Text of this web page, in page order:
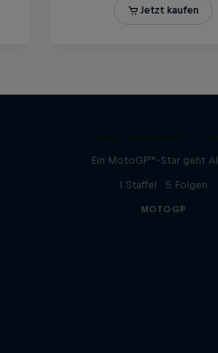
Ein MotoGP™-Star geht
1 Staffel · 5 Folgen
MOTOGP